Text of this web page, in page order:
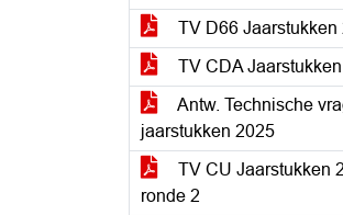
TV D66 Jaarstukken
TV CDA
Antw. Technische
jaarstukken 2025
TV CU Jaarstukken
ronde 2